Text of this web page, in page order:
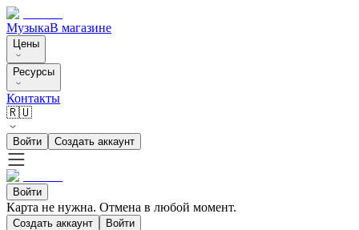
МузыкаВ магазине
Цены
Ресурсы
Контакты
🇷🇺
Войти Создать аккаунт
Войти
Карта не нужна. Отмена в любой момент.
Создать аккаунт Войти